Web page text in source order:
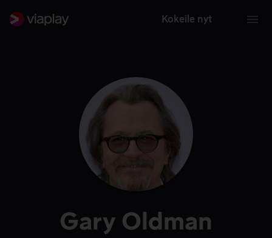
Kokeile nyt
Gary Oldman